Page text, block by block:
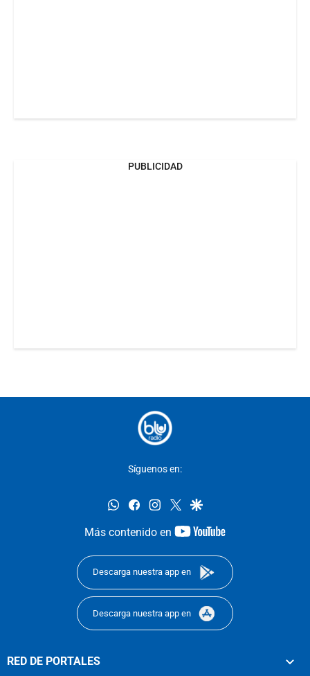
PUBLICIDAD
Síguenos en:
whatsappfacebookinstagram
twittergoogle
Más contenido en
youtube-
Descarga nuestra app en
Descarga nuestra app en
RED DE PORTALES